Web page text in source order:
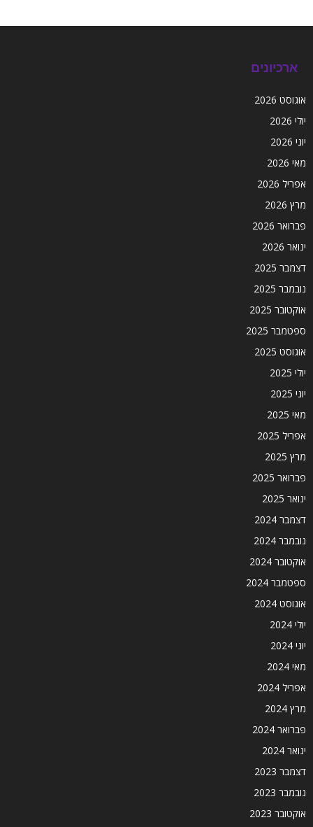
ארכיונים
אוגוסט 2026
יולי 2026
יוני 2026
מאי 2026
אפריל 2026
מרץ 2026
פברואר 2026
ינואר 2026
דצמבר 2025
נובמבר 2025
אוקטובר 2025
ספטמבר 2025
אוגוסט 2025
יולי 2025
יוני 2025
מאי 2025
אפריל 2025
מרץ 2025
פברואר 2025
ינואר 2025
דצמבר 2024
נובמבר 2024
אוקטובר 2024
ספטמבר 2024
אוגוסט 2024
יולי 2024
יוני 2024
מאי 2024
אפריל 2024
מרץ 2024
פברואר 2024
ינואר 2024
דצמבר 2023
נובמבר 2023
אוקטובר 2023